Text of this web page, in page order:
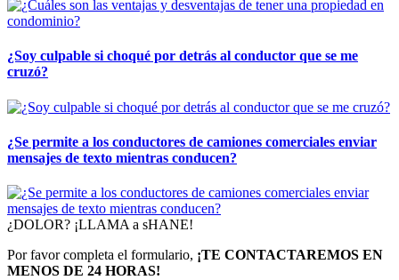
¿Soy culpable si choqué por detrás al conductor que se me
cruzó?
¿Se permite a los conductores de camiones comerciales enviar
mensajes de texto mientras conducen?
¿DOLOR? ¡LLAMA a sHANE!
Por favor completa el formulario, ¡TE CONTACTAREMOS EN
MENOS DE 24 HORAS!